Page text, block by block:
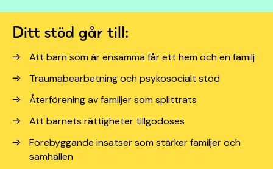
Ditt stöd går till:
Att barn som är ensamma får ett hem och en familj​
Traumabearbetning och psykosocialt stöd​
Återförening av familjer som splittrats
Att barnets rättigheter tillgodoses
Förebyggande insatser som stärker familjer och
samhällen